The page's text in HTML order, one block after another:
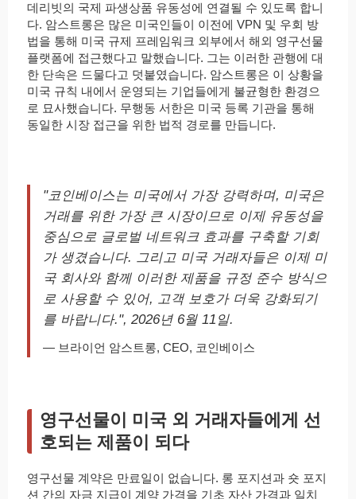
데리빗의 국제 파생상품 유동성에 연결될 수 있도록 합니
다. 암스트롱은 많은 미국인들이 이전에 VPN 및 우회 방
법을 통해 미국 규제 프레임워크 외부에서 해외 영구선물
플랫폼에 접근했다고 말했습니다. 그는 이러한 관행에 대
한 단속은 드물다고 덧붙였습니다. 암스트롱은 이 상황을
미국 규칙 내에서 운영되는 기업들에게 불균형한 환경으
로 묘사했습니다. 무행동 서한은 미국 등록 기관을 통해
동일한 시장 접근을 위한 법적 경로를 만듭니다.
"코인베이스는 미국에서 가장 강력하며, 미국은
거래를 위한 가장 큰 시장이므로 이제 유동성을
중심으로 글로벌 네트워크 효과를 구축할 기회
가 생겼습니다. 그리고 미국 거래자들은 이제 미
국 회사와 함께 이러한 제품을 규정 준수 방식으
로 사용할 수 있어, 고객 보호가 더욱 강화되기
를 바랍니다.", 2026년 6월 11일.
— 브라이언 암스트롱, CEO, 코인베이스
영구선물이 미국 외 거래자들에게 선
호되는 제품이 되다
영구선물 계약은 만료일이 없습니다. 롱 포지션과 숏 포지
션 간의 자금 지급이 계약 가격을 기초 자산 가격과 일치